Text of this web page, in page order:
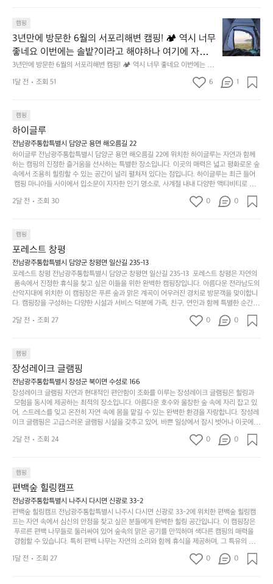
구
나
잠
에
기
까
이
걸
리
는
순
다.
그
럴
때
는
차
을
가
려
보
세
요.
튼
을
조
용
히
지
의
초
기
품
갑’입
니
다.
일
상
에
고
다
니
고
싶
어
는
크
기,
무
게,
이
의
아
주
미
용
할
수
있
록.
분
하
고,
단
순
하
하
지
않
은
디
자
웃
도
어
의
경
럽
게
이
어
주
캠핑
3년만에 방문한 6월의 서포리해변 캠핑! 🏕 역시 너무
좋네요 이번에는 솔밭?이라고 해야하나 여기에 자리를
잡았는데 정말 시원하고 경치도 좋네요  서해치고 물도
맑은편, 아이들도 놀기 좋고 1박 2일은 넘 짧게 느껴지
네요  .1박 1동 1만원 (수금은 7시쯤, 동네에서 관리) .수
바로 화장실있음 .5분거리 cu .2분거리 음식점  항구에
서부터 해변까지 버스도 다니네요 ㅎㅎㅎ 아이들 엄청
좋아하네요 점심쯤도착해서 철수할때까지 물놀이 3
타임이나 했네요 ⛱️
3년만에 방문한 6월의 서포리해변 캠핑! 🏕 역시 너무 좋네요 이번에는 솔
밭?이라고 해야하나 여기에 자리를 잡았는데 정말 시원하고 경치도 좋네요
서해치고 물도 맑은편, 아이들도 놀기 좋고 1박 2일은 넘 짧게 느껴지네요  .
항구에서부터 해변까지 버스도 다니네요 ㅎㅎㅎ 아이들 엄청 좋아하네요 점
심쯤도착해서 철수할때까지 물놀이 3타임이나 했네요 ⛱️
년
만
에
문
포
리
해
변
캠
핑!
무
좋
네
요
이
이
라
고
해
야
하
리
를
잡
았
는
1달 전 조회 51 6 1
캠핑
하이글루
전남광주통합특별시 담양군 용면 해오름길 22
하이글루 전남광주통합특별시 담양군 용면 해오름길 22에 위치한 하이글루는 자연과 함께
하는 캠핑의 진정한 즐거움을 선사하는 특별한 장소입니다. 이곳의 매력은 넓고 평화로운 숲
속에서 조용히 힐링할 수 있는 공간이 널리 펼쳐져 있다는 점입니다. 하이글루는 최근 들어
캠핑 마니아들 사이에서 입소문이 자자한 인기 명소로, 사계절 내내 다양한 액티비티로 방
문객들을 맞이합니다. 특히, 하이글루의 독특한 시설인 글램핑 텐트는 고객들에게 아늑한 잠
자리를 제공하며, 캠핑의 매력을 한층 더해 줍니다. 밖에서는 자연의 소리를 들으며, 내부에
함께 좋은 시간을 보낼 수 있다는 것입니다. 또한, 하이글루 인근에는 다양한 트레킹 코스와
자전거 도로가 있어 아웃도어 활동을 좋아하는 이들에게 더욱 참조할 만한 장소가 됩니다.
담양의 아름다운 자연과 함께, 건강한 레저 활동을 즐기며 행복한 캠핑 경험을 쌓으실 수 있
습니다. 하이글루에서 특별한 순간을 만끽해보세요. 따뜻한 햇살과 함께하는 아침, 상징적인
담양의 죽녹원과 함께 어우러진 저녁, 그리고 고요한 밤하늘 아래에서 별을 바라보며 나누는
이야기들은 여러분의 캠핑 여행을 더욱 특별하게 만들어 줄 것입니다.  인기 정도: ★★★★
★
2달 전 조회 30 0 0
캠핑
포레스트 창평
전남광주통합특별시 담양군 창평면 일산길 235-13
포레스트 창평 전남광주통합특별시 담양군 창평면 일산길 235-13  포레스트 창평은 자연의
품속에서 진정한 휴식을 찾고 싶은 이들을 위한 완벽한 캠핑장입니다. 아름다운 전라남도의
산악지대에 위치한 이 캠핑장은 푸른 숲과 맑은 계곡이 어우러진 경치로 방문객을 맞이합니
다. 캠핑장을 구성하는 다양한 시설과 서비스 덕분에 가족, 친구, 연인과 함께 특별한 순간을
만들어갈 수 있는 최적의 공간이 됩니다.  포레스트 창평은 주말마다 직접 재배한 신선한 농
산물을 제공하는 캠핑장으로, 현지에서만 느낄 수 있는 자연의 맛을 경험할 수 있습니다. 또
으며 깊은 숙면을 취할 수 있는 기회를 제공합니다.  이곳은 자연과의 완벽한 조화를 이루며,
다채로운 야외 활동을 제공합니다. 특히 어린이들은 안전하게 놀 수 있는 놀이시설이 마련
되어 있어 부모님들과 함께 즐거운 시간을 보낼 수 있습니다. 주변의 다양한 관광지와 먹거
리를 탐험하는 재미도 포레스트 창평의 매력 중 하나입니다.  또한, 캠핑장을 방문한 후 지속
적으로 재방문하는 이들이 많아 인기가 날로 상승하고 있습니다. 포레스트 창평은 단순한 캠
핑 그 이상을 제공하며, 자연을 사랑하는 모든 이들에게 꼭 한번 경험해봐야 할 장소로 자리
잡았습니다.  인기 정도: ★★★★★
2달 전 조회 27 0 0
캠핑
장성레이크 글램핑
전남광주통합특별시 장성군 북이면 수성로 166
장성레이크 글램핑 자연과 현대적인 편안함이 조화를 이루는 장성레이크 글램핑은 힐링과
모험을 동시에 제공하는 최적의 장소입니다. 아름다운 호수와 울창한 숲 속에 자리 잡고 있
어, 스트레스를 잊고 온전히 자연 속에 몸을 맡길 수 있는 완벽한 환경을 자랑합니다. 장성레
이크 글램핑은 고급스러운 글램핑 시설을 갖추고 있어, 바쁜 일상에서 잠시 벗어나 이곳에
오면 사치스러운 휴식이 가능해집니다. 독립된 텐트에서 제공되는 특별한 불멍 공간은 소중
한 사람과 함께 따뜻한 이야기를 나눌 수 있는 소중한 시간을 만들어 줍니다. 또한, 주변의 자
을 창출하는 시간이 될 것입니다. 특히 식사를 좋아하는 분들에게는 매주 특별한 바비큐 파
티와 지역에서 나는 신선한 재료로 만든 다양한 요리를 제공하여 미각을 만족시켜 줍니다.
장성레이크 글램핑은 그 아름다운 경관과 최고 품질의 시설 덕분에 최근 몇 년 사이에 특히
주목받고 있는 캠핑장 중 하나입니다. 주말이면 방문객이 가득해 예약이 빠르게 차는 만큼
미리 일정을 계획하시는 것이 좋습니다. 나만의 프라이빗한 공간에서 가족 및 사랑하는 사
람들과 함께하세요. 당신의 대자연 속 힐링을 기다리는 장성레이크 글램핑은 언젠가 반드시
방문해봐야 할 명소로 자리매김하였습니다. 인기 정도: ★★★★★
2달 전 조회 24 0 0
캠핑
편백숲 힐링캠프
전남광주통합특별시 나주시 다시면 신광로 33-2
편백숲 힐링캠프 전남광주통합특별시 나주시 다시면 신광로 33-2에 위치한 편백숲 힐링캠
프는 자연 속에서 심신의 안정을 찾고 싶은 분들에게 완벽한 힐링 공간입니다. 이 캠핑장은
푸르른 편백 나무들로 둘러싸여 있어 숲속의 맑은 공기를 만끽하며 색다른 캠핑의 매력을
경험할 수 있습니다. 특히 편백 나무는 자연의 소리와 함께 휴식을 제공하며, 그 특유의 아로
마향이 심리적 안정감을 가져다줍니다. 이곳에서 아침 햇살을 맞으며 조용한 숲속에서의 커
피 한 잔은 그 어떤 도시의 카페에서 느끼기 힘든 특별함을 선사합니다. 편백숲 힐링캠프는
1달 전 조회 27 0 0